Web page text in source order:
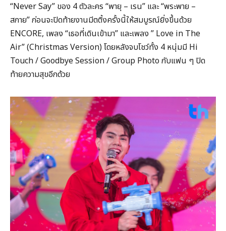
“Never Say” ของ 4 ตัวละคร “พายุ – เรน” และ “พระพาย –
สกาย” ก่อนจะปิดท้ายงานมีตติ้งครั้งนี้ให้สมบูรณ์ยิ่งขึ้นด้วย
ENCORE, เพลง “เธอที่เดินเข้ามา” และเพลง ” Love in The
Air” (Christmas Version) โดยหลังจบโชว์ทั้ง 4 หนุ่มมี Hi
Touch / Goodbye Session / Group Photo กับแฟน ๆ ปิด
ท้ายความสุขอีกด้วย